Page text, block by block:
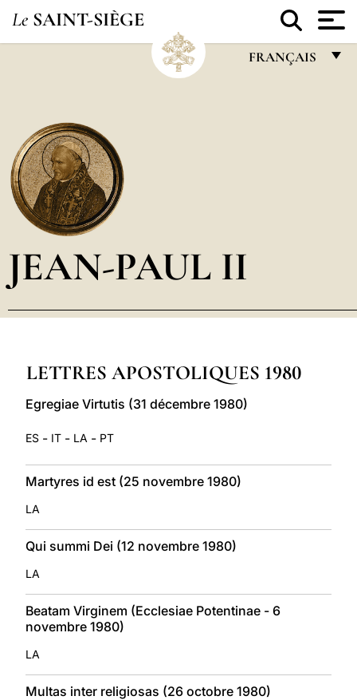
Le SAINT-SIÈGE
FRANÇAIS
العربيّة
LATINE
JEAN-PAUL II
LETTRES APOSTOLIQUES 1980
Egregiae Virtutis (31 décembre 1980)
ES - IT - LA - PT
Martyres id est (25 novembre 1980)
LA
Qui summi Dei (12 novembre 1980)
LA
Beatam Virginem (Ecclesiae Potentinae - 6
novembre 1980)
LA
Multas inter religiosas (26 octobre 1980)